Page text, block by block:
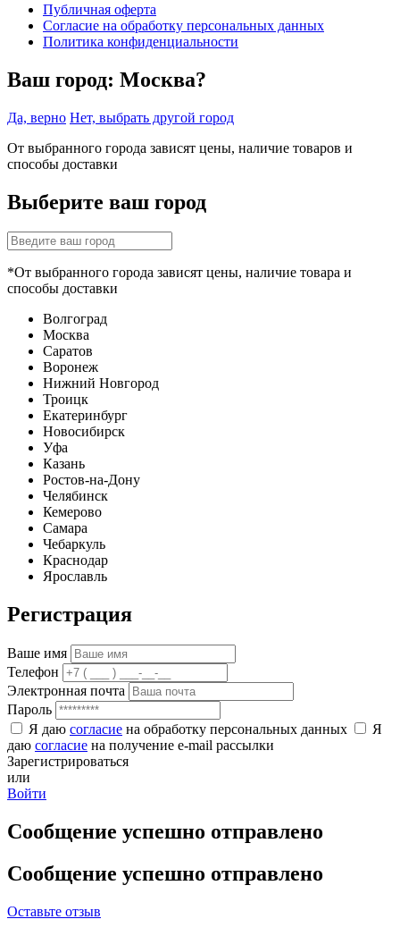
Публичная оферта
Согласие на обработку персональных данных
Политика конфиденциальности
Ваш город: Москва?
Да, верно Нет, выбрать другой город
От выбранного города зависят цены, наличие товаров и
способы доставки
Выберите ваш город
*От выбранного города зависят цены, наличие товара и
способы доставки
Волгоград
Москва
Саратов
Воронеж
Нижний Новгород
Троицк
Екатеринбург
Новосибирск
Уфа
Казань
Ростов-на-Дону
Челябинск
Кемерово
Самара
Чебаркуль
Краснодар
Ярославль
Регистрация
Ваше имя
Телефон
Электронная почта
Пароль
Я даю согласие на обработку персональных данных
Я
даю согласие на получение e-mail рассылки
Зарегистрироваться
или
Войти
Сообщение успешно отправлено
Сообщение успешно отправлено
Оставьте отзыв